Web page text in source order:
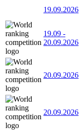
19.09.2026
19.09 -
20.09.2026
20.09.2026
20.09.2026